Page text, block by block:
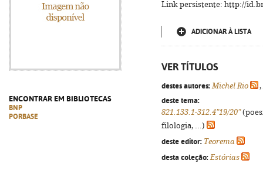
ENCONTRAR EM BIBLIOTECAS
BNP
PORBASE
Link persistente: http://
ADICIONAR À LISTA
VER TÍTULOS
destes autores: Michel Rio ,
deste tema:
821.133.1-312.4"19/20"
filologia, ...)
deste editor: Teorema
desta coleção: Estórias